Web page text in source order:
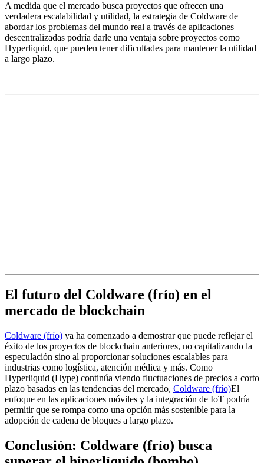
A medida que el mercado busca proyectos que ofrecen una
verdadera escalabilidad y utilidad, la estrategia de Coldware de
abordar los problemas del mundo real a través de aplicaciones
descentralizadas podría darle una ventaja sobre proyectos como
Hyperliquid, que pueden tener dificultades para mantener la utilidad
a largo plazo.
El futuro del Coldware (frío) en el
mercado de blockchain
Coldware (frío) ya ha comenzado a demostrar que puede reflejar el
éxito de los proyectos de blockchain anteriores, no capitalizando la
especulación sino al proporcionar soluciones escalables para
industrias como logística, atención médica y más. Como
Hyperliquid (Hype) continúa viendo fluctuaciones de precios a corto
plazo basadas en las tendencias del mercado, Coldware (frío)El
enfoque en las aplicaciones móviles y la integración de IoT podría
permitir que se rompa como una opción más sostenible para la
adopción de cadena de bloques a largo plazo.
Conclusión: Coldware (frío) busca